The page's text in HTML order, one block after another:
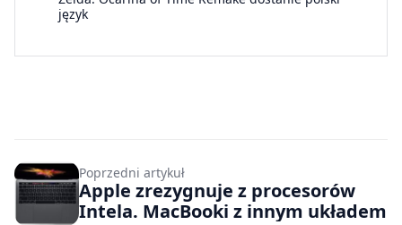
język
Poprzedni artykuł
Apple zrezygnuje z procesorów
Intela. MacBooki z innym układem